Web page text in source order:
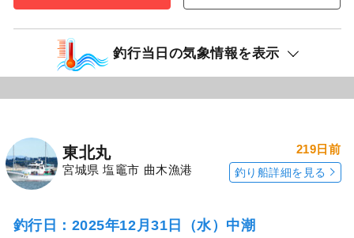
釣行当日の気象情報を表示
東北丸
宮城県 塩竈市 曲木漁港
219日前
釣り船詳細を見る
釣行日：2025年12月31日（水）中潮